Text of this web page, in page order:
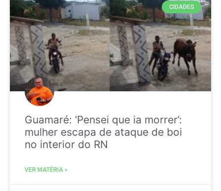
CIDADES
Guamaré: ‘Pensei que ia morrer’:
mulher escapa de ataque de boi
no interior do RN
VER MATÉRIA »